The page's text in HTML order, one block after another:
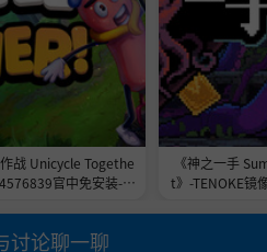
作战 Unicycle Togethe
官中免安装-简
《神之一手
t》-TENOKE镜
讨论聊一聊